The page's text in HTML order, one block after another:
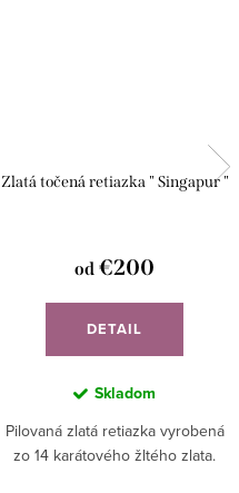
Zlatá točená retiazka " Singapur "
od €200
DETAIL
Skladom
Pilovaná zlatá retiazka vyrobená
zo 14 karátového žltého zlata.